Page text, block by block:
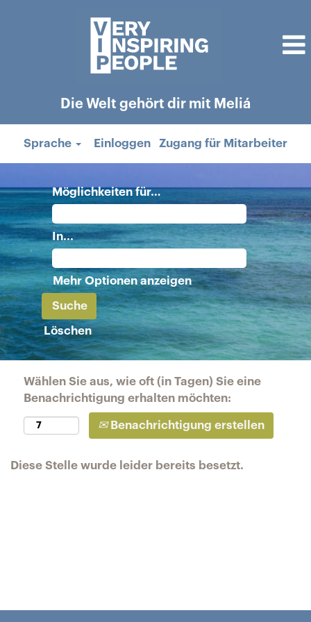
Die Welt gehört dir mit Meliá
Sprache Einloggen Zugang für Mitarbeiter
Möglichkeiten für…
In...
Mehr Optionen anzeigen
Löschen
Wählen Sie aus, wie oft (in Tagen) Sie eine
Benachrichtigung erhalten möchten:
Benachrichtigung erstellen
Diese Stelle wurde leider bereits besetzt.